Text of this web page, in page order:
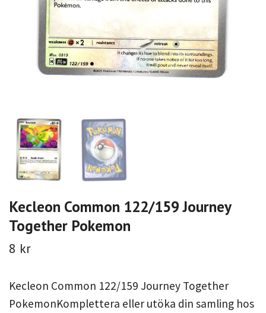
Kecleon Common 122/159 Journey
Together Pokemon
8 kr
Kecleon Common 122/159 Journey Together
PokemonKomplettera eller utöka din samling hos